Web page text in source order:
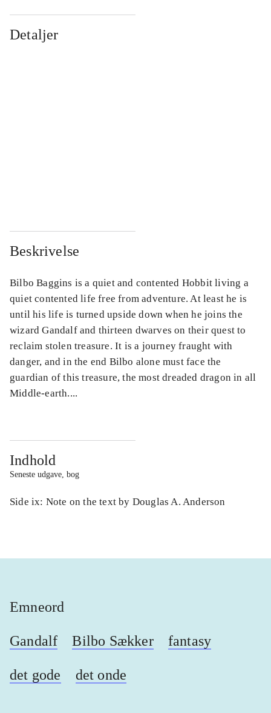
Detaljer
Beskrivelse
Bilbo Baggins is a quiet and contented Hobbit living a
quiet contented life free from adventure. At least he is
until his life is turned upside down when he joins the
wizard Gandalf and thirteen dwarves on their quest to
reclaim stolen treasure. It is a journey fraught with
danger, and in the end Bilbo alone must face the
guardian of this treasure, the most dreaded dragon in all
Middle-earth....
Indhold
Seneste udgave, bog
Side ix: Note on the text by Douglas A. Anderson
Emneord
Gandalf Bilbo Sækker fantasy
det gode det onde